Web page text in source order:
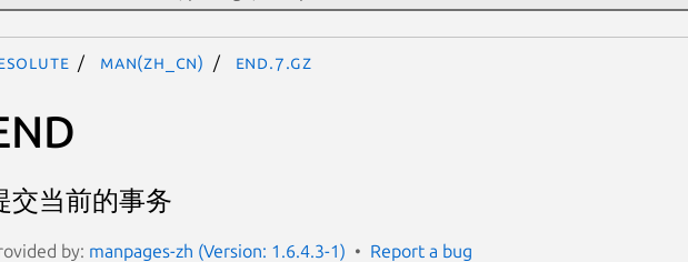
man(zh_CN) end.7.gz
交当前的事务
by: manpages-zh (Version: 1.6.4.3-1) Report a bug